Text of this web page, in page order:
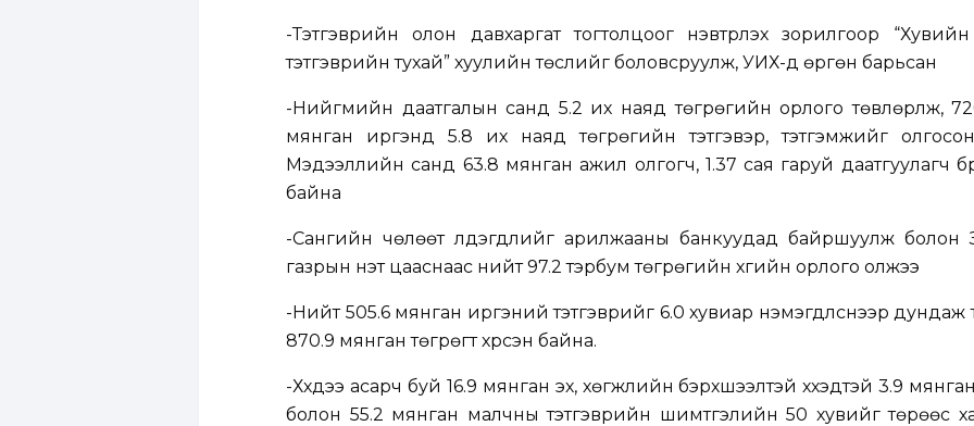
-Тэтгэврийн олон давхаргат тогтолцоог нэвтрүүлэх зорилгоор
тэтгэврийн тухай” хуулийн төслийг боловсруулж, УИХ-д өргөн барьсан
-Нийгмийн даатгалын санд 5.2 их наяд төгрөгийн орлого төвлөрүүлж,
мянган иргэнд 5.8 их наяд төгрөгийн тэтгэвэр, тэтгэмжийг
Мэдээллийн санд 63.8 мянган ажил олгогч, 1.37 сая гаруй даатгуулагч
байна
-Сангийн чөлөөт үлдэгдлийг арилжааны банкуудад байршуулж болон
газрын үнэт цааснаас нийт 97.2 тэрбум төгрөгийн хүүгийн орлого олжээ
-Нийт 505.6 мянган иргэний тэтгэврийг 6.0 хувиар нэмэгдүүлснээр дундаж
870.9 мянган төгрөгт хүрсэн байна.
-Хүүхдээ асарч буй 16.9 мянган эх, хөгжлийн бэрхшээлтэй хүүхэдтэй 3.9
болон 55.2 мянган малчны тэтгэврийн шимтгэлийн 50 хувийг төрөөс